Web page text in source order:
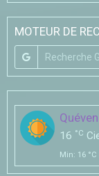
MOTEUR DE
Quéven
16 °C
Min: 16